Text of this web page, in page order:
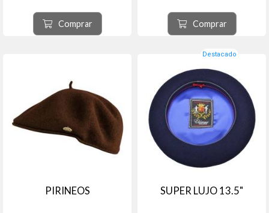
Origen, ciudad de Tolosa,
provincia de Guipúzcoa
comunidad autónoma del País
Vasco, España.
Comprar
Origen ciudad de Tolosa, provincia
de Guipúzcoa comunidad
autónoma del País Vasco, España.
Comprar
PIRINEOS
Destacado
SUPER LUJO 13.5"